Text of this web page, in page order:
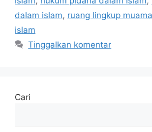
dalam islam, ruang lingkup
islam
Tinggalkan komentar
Cari